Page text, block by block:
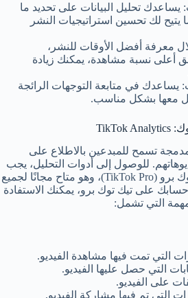
يساعدك تحليل البيانات على تحديد ما
يتيح لك تحسين استراتيجيات النشر
معرفة أفضل الأوقات للنشر،
أعلى نسبة مشاهدة، يمكنك زيادة
يساعدك في متابعة التوجهات الرائجة
معها بشكل مناسب.
تسمح للمبدعين بالاطلاع على
للوصول إلى أدوات التحليل، يجب
أن يكون لديك حساب تيك توك برو (TikTok Pro)، وهو متاح مجانًا لجميع
على تيك توك برو، يمكنك الاستفادة
التي تشمل:
التي تمت فيها مشاهدة الفيديو.
التي حصل عليها الفيديو.
على الفيديو.
التي تم فيها مشاركة الفيديو.